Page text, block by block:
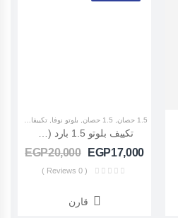
1.5 حصان , 1.5 حصان , بلوتو نوفا, تكييفات بلوتو
تكييف بلوتو 1.5 بارد (Pluto Nova)PL-AC-S/NOVA-C-12K
EGP17,000
EGP20,000
( 0 Reviews )
قارن